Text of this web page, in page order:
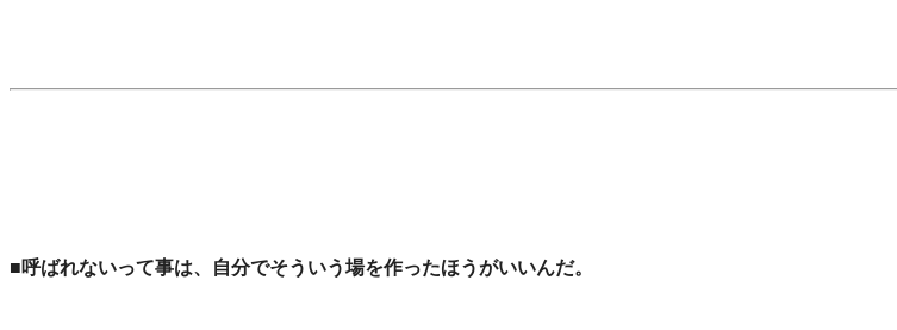
■呼ばれないって事は、自分でそういう場を作ったほうがいいんだ。